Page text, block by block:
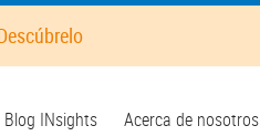
Top
Blog INsights Acerca de nosotros